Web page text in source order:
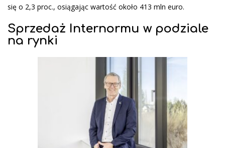
się o 2,3 proc., osiągając wartość około 413 mln euro.
Sprzedaż Internormu w podziale
na rynki